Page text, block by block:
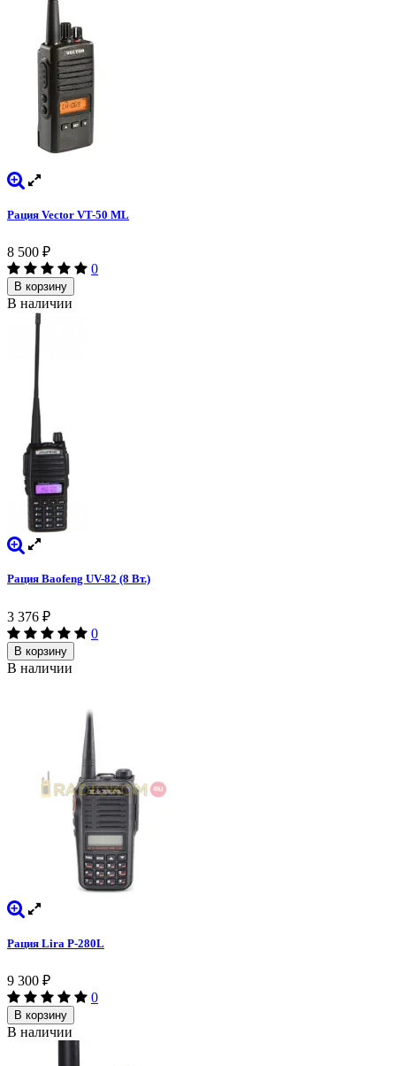
Рация Vector VT-50 ML
8 500 ₽
0
В корзину
В наличии
Рация Baofeng UV-82 (8 Вт.)
3 376 ₽
0
В корзину
В наличии
Рация Lira P-280L
9 300 ₽
0
В корзину
В наличии